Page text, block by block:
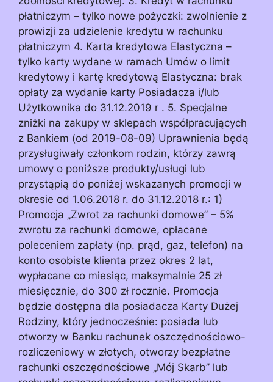
płatniczym – tylko nowe pożyczki: zwolnienie z
prowizji za udzielenie kredytu w rachunku
płatniczym 4. Karta kredytowa Elastyczna –
tylko karty wydane w ramach Umów o limit
kredytowy i kartę kredytową Elastyczna: brak
opłaty za wydanie karty Posiadacza i/lub
Użytkownika do 31.12.2019 r . 5. Specjalne
zniżki na zakupy w sklepach współpracujących
z Bankiem (od 2019-08-09) Uprawnienia będą
przysługiwały członkom rodzin, którzy zawrą
umowy o poniższe produkty/usługi lub
przystąpią do poniżej wskazanych promocji w
okresie od 1.06.2018 r. do 31.12.2018 r.: 1)
Promocja „Zwrot za rachunki domowe” – 5%
zwrotu za rachunki domowe, opłacane
poleceniem zapłaty (np. prąd, gaz, telefon) na
konto osobiste klienta przez okres 2 lat,
wypłacane co miesiąc, maksymalnie 25 zł
miesięcznie, do 300 zł rocznie. Promocja
będzie dostępna dla posiadacza Karty Dużej
Rodziny, który jednocześnie: posiada lub
otworzy w Banku rachunek oszczędnościowo-
rozliczeniowy w złotych, otworzy bezpłatne
rachunki oszczędnościowe „Mój Skarb” lub